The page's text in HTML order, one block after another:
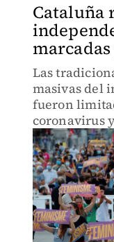
Cataluña
Las
masivas del
fueron
coronavirus
los partidos